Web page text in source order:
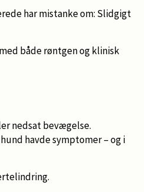
har mistanke om: Slidgigt
både røntgen og klinisk
nedsat bevægelse.
havde symptomer – og i